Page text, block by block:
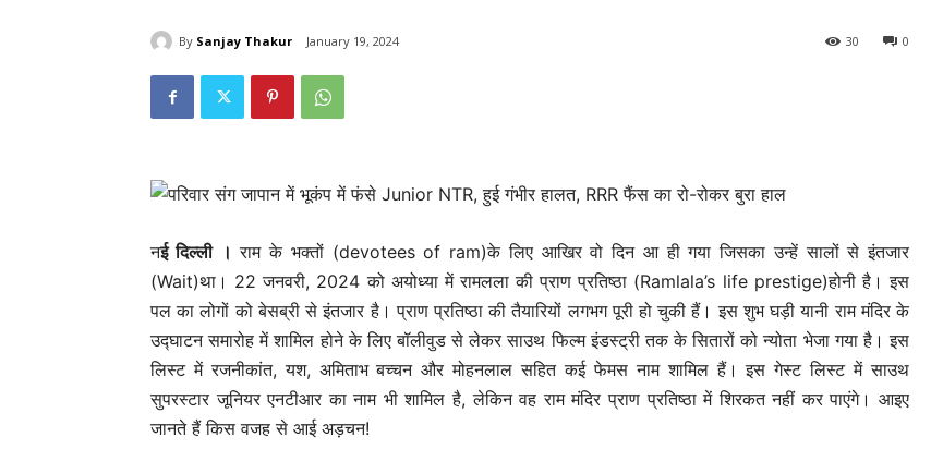
By Sanjay Thakur January 19, 2024 0
30
नई दिल्‍ली । राम के भक्तों (devotees of ram)के लिए आखिर वो दिन आ ही गया जिसका उन्हें सालों से इंतजार
(Wait)था। 22 जनवरी, 2024 को अयोध्या में रामलला की प्राण प्रतिष्ठा (Ramlala’s life prestige)होनी है। इस
पल का लोगों को बेसब्री से इंतजार है। प्राण प्रतिष्ठा की तैयारियों लगभग पूरी हो चुकी हैं। इस शुभ घड़ी यानी राम मंदिर के
उद्घाटन समारोह में शामिल होने के लिए बॉलीवुड से लेकर साउथ फिल्म इंडस्ट्री तक के सितारों को न्योता भेजा गया है। इस
लिस्ट में रजनीकांत, यश, अमिताभ बच्चन और मोहनलाल सहित कई फेमस नाम शामिल हैं। इस गेस्ट लिस्ट में साउथ
सुपरस्टार जूनियर एनटीआर का नाम भी शामिल है, लेकिन वह राम मंदिर प्राण प्रतिष्ठा में शिरकत नहीं कर पाएंगे। आइए
जानते हैं किस वजह से आई अड़चन!